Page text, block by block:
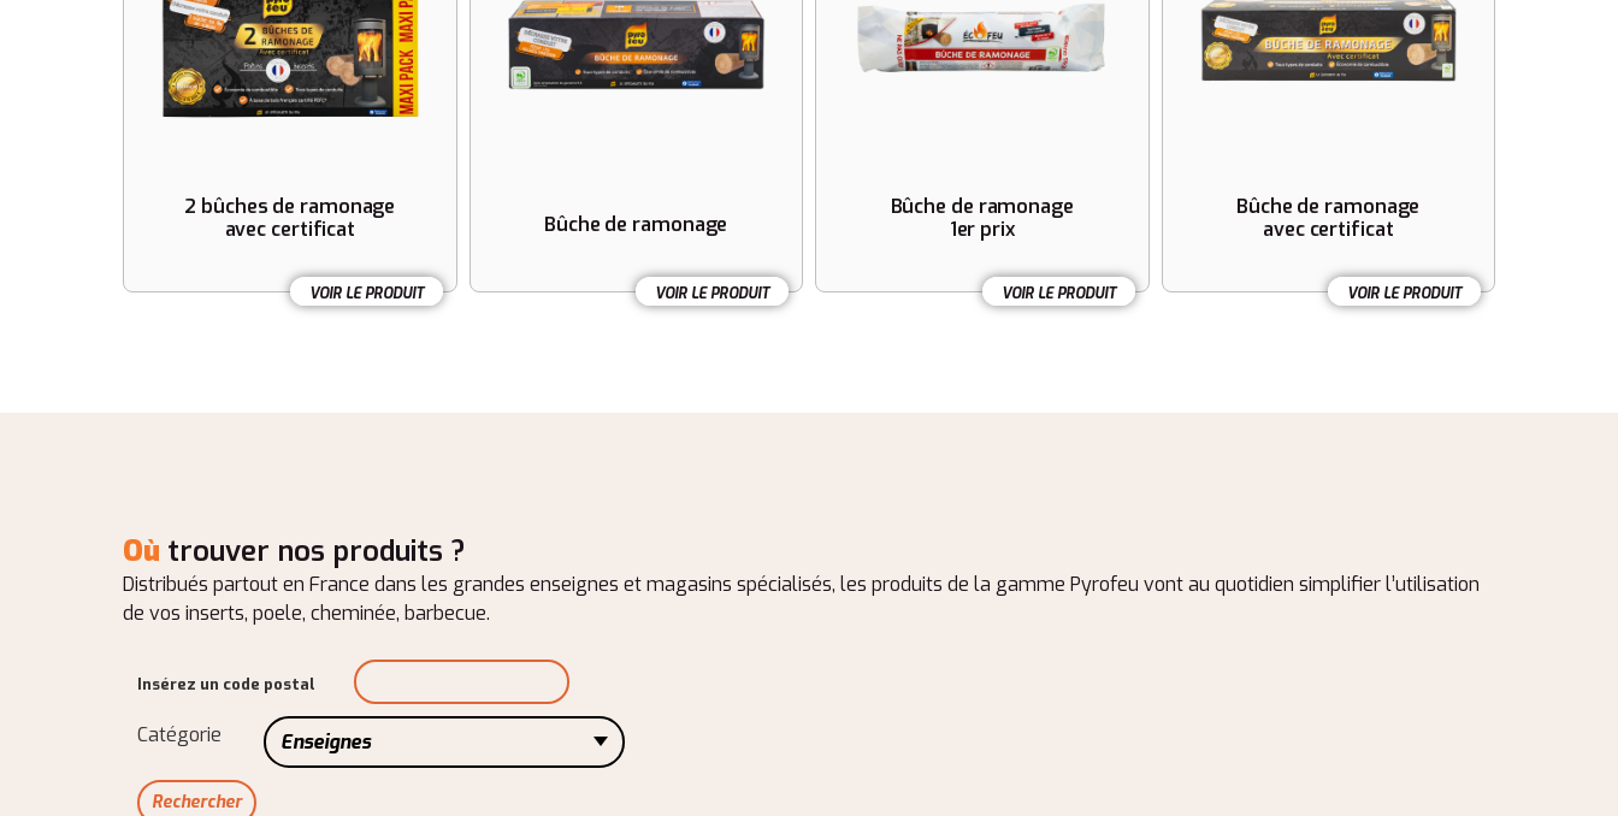
2 bûches de ramonage
avec certificat
VOIR LE PRODUIT
Bûche de ramonage
VOIR LE PRODUIT
Bûche de ramonage
1er prix
VOIR LE PRODUIT
Bûche de ramonage
avec certificat
VOIR LE PRODUIT
Où trouver nos produits ?
Distribués partout en France dans les grandes enseignes et magasins spécialisés, les produits de la gamme Pyrofeu vont au quotidien simplifier l’utilisation
de vos inserts, poele, cheminée, barbecue.
Insérez un code postal
Catégorie Enseignes